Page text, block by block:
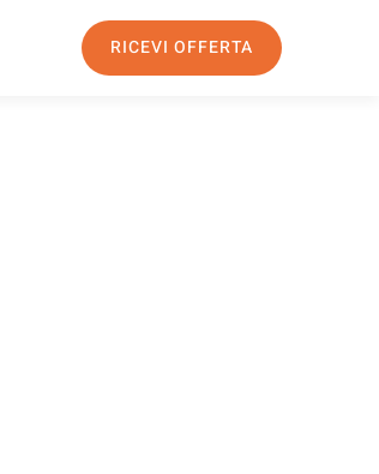
RICEVI OFFERTA